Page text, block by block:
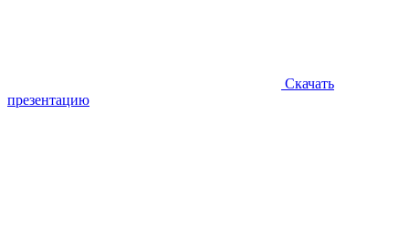
Скачать
презентацию